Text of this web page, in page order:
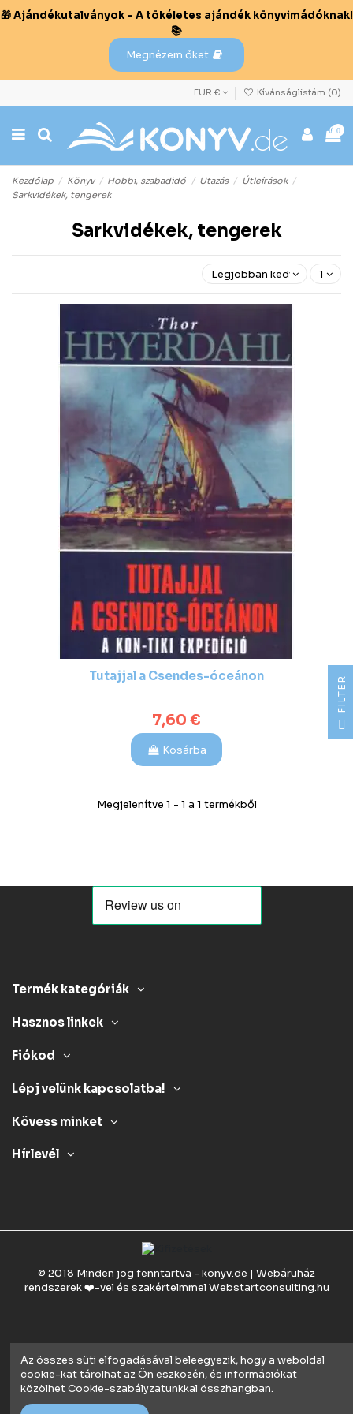
🎁 Ajándékutalványok – A tökéletes ajándék könyvimádóknak!
📚
Megnézem őket
EUR € Kívánságlistám (0)
0
Kezdőlap Könyv Hobbi, szabadidő Utazás
Útleírások
Sarkvidékek, tengerek
Sarkvidékek, tengerek
Legjobban kedvelt előre
1
Tutajjal a Csendes-óceánon
7,60 €
Kosárba
Megjelenítve 1 - 1 a 1 termékből
Termék kategóriák
Hasznos linkek
Fiókod
Lépj velünk kapcsolatba!
Kövess minket
Hírlevél
© 2018 Minden jog fenntartva - konyv.de | Webáruház
rendszerek ❤️-vel és szakértelmmel Webstartconsulting.hu
Az összes süti elfogadásával beleegyezik, hogy a weboldal
cookie-kat tárolhat az Ön eszközén, és információkat
közölhet Cookie-szabályzatunkkal összhangban.
R